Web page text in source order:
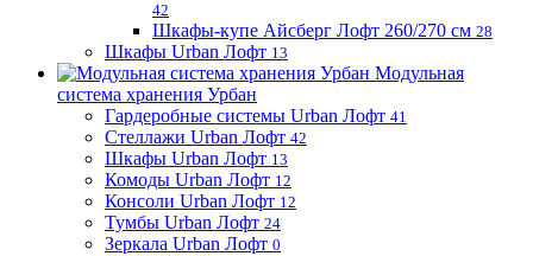
42
Шкафы-купе Айсберг Лофт 260/270 см 28
Шкафы Urban Лофт 13
Модульная
система хранения Урбан
Гардеробные системы Urban Лофт 41
Стеллажи Urban Лофт 42
Шкафы Urban Лофт 13
Комоды Urban Лофт 12
Консоли Urban Лофт 12
Тумбы Urban Лофт 24
Зеркала Urban Лофт 0